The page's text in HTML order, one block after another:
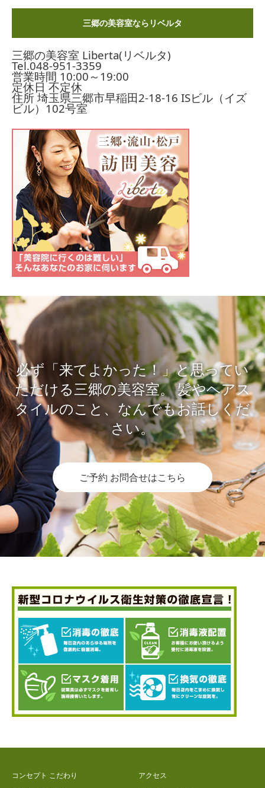
三郷の美容室ならリベルタ
三郷の美容室 Liberta(リベルタ)
Tel.048-951-3359
営業時間 10:00～19:00
定休日 不定休
住所 埼玉県三郷市早稲田2-18-16 ISビル（イズ
ビル）102号室
必ず「来てよかった！」と思ってい
ただける三郷の美容室。髪やヘアス
タイルのこと、なんでもお話しくだ
さい。
ご予約 お問合せはこちら
コンセプト こだわり
アクセス